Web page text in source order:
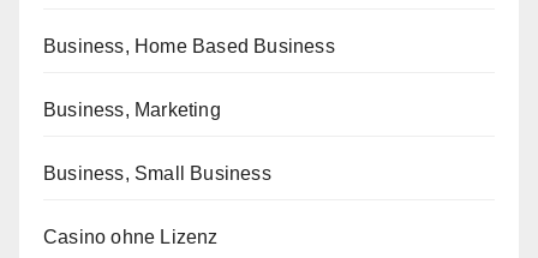
Business, Home Based Business
Business, Marketing
Business, Small Business
Casino ohne Lizenz